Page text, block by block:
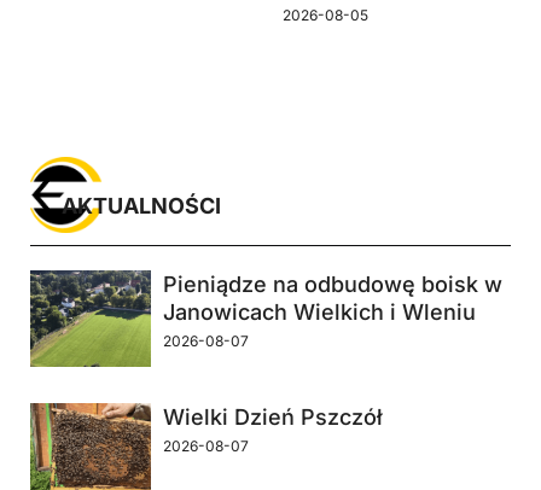
2026-08-05
Pieniądze na odbudowę boisk w
Janowicach Wielkich i Wleniu
2026-08-07
Wielki Dzień Pszczół
2026-08-07
AKTUALNOŚCI